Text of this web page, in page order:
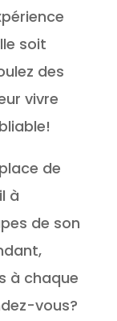
soit
des
vivre
de
à
de son
à chaque
vous?